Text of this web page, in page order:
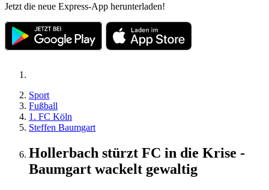
Jetzt die neue Express-App herunterladen!
Sport
Fußball
1. FC Köln
Steffen Baumgart
Hollerbach stürzt FC in die Krise -
Baumgart wackelt gewaltig